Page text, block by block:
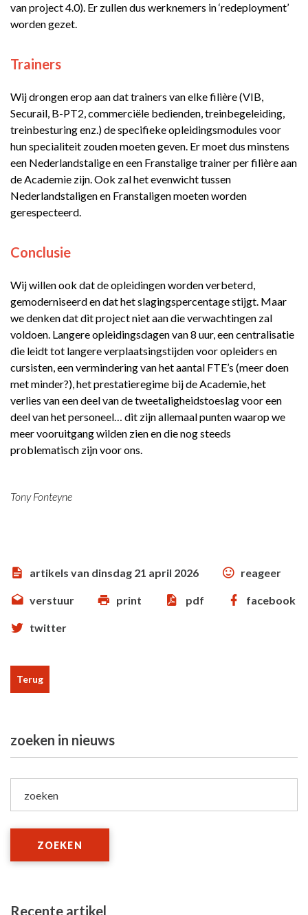
van project 4.0). Er zullen dus werknemers in ‘redeployment’
worden gezet.
Trainers
Wij drongen erop aan dat trainers van elke filière (VIB,
Securail, B-PT2, commerciële bedienden, treinbegeleiding,
treinbesturing enz.) de specifieke opleidingsmodules voor
hun specialiteit zouden moeten geven. Er moet dus minstens
een Nederlandstalige en een Franstalige trainer per filière aan
de Academie zijn. Ook zal het evenwicht tussen
Nederlandstaligen en Franstaligen moeten worden
gerespecteerd.
Conclusie
Wij willen ook dat de opleidingen worden verbeterd,
gemoderniseerd en dat het slagingspercentage stijgt. Maar
we denken dat dit project niet aan die verwachtingen zal
voldoen. Langere opleidingsdagen van 8 uur, een centralisatie
die leidt tot langere verplaatsingstijden voor opleiders en
cursisten, een vermindering van het aantal FTE’s (meer doen
met minder?), het prestatieregime bij de Academie, het
verlies van een deel van de tweetaligheidstoeslag voor een
deel van het personeel… dit zijn allemaal punten waarop we
meer vooruitgang wilden zien en die nog steeds
problematisch zijn voor ons.
Tony Fonteyne
artikels van dinsdag 21 april 2026 reageer
verstuur print pdf facebook
twitter
Terug
zoeken in nieuws
zoeken
ZOEKEN
Recente artikel